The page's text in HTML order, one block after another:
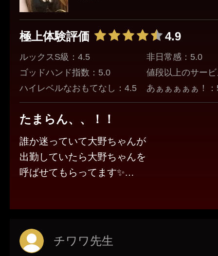
極上体験評価 4.9
ルックスS級：4.5
ゴッドハンド指数：5.0
ハイレベルなおもてなし：4.5
非日常感：5.0
値段以上のサー
あぁぁぁぁぁ！
たまらん、、！！
誰か迷っていて大野ちゃんが
出勤していたら大野ちゃんを
呼ばせてもらってます✨️
120分で私はいつもお願いしてますが
遅い時間でも対応してくれるのありがたい🙇‍♂️
チワワ先生